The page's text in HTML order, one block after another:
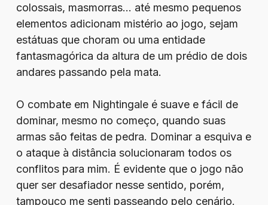
colossais, masmorras… até mesmo pequenos
elementos adicionam mistério ao jogo, sejam
estátuas que choram ou uma entidade
fantasmagórica da altura de um prédio de dois
andares passando pela mata.
O combate em Nightingale é suave e fácil de
dominar, mesmo no começo, quando suas
armas são feitas de pedra. Dominar a esquiva e
o ataque à distância solucionaram todos os
conflitos para mim. É evidente que o jogo não
quer ser desafiador nesse sentido, porém,
tampouco me senti passeando pelo cenário.